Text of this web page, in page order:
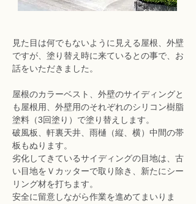
見た目は何でもないように見える屋根、外壁
ですが、塗り替え時に来ているとの事で、お
話をいただきました。
屋根のカラーベスト、外壁のサイディングと
も屋根用、外壁用のそれぞれのシリコン樹脂
塗料（3回塗り）で塗り替えします。
破風板、軒裏天井、雨樋（縦、横）中間の帯
板もぬります。
劣化してきているサイディングの目地は、古
い目地をＶカッターで取り除き、新たにシー
リング材を打ちます。
安全に留意しながら作業を進めてまいりま